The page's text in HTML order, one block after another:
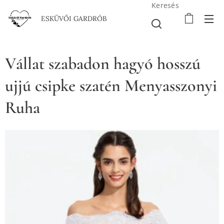
ESKÜVŐI GARDRÓB
Keresés
Vállat szabadon hagyó hosszú
ujjú csipke szatén Menyasszonyi
Ruha